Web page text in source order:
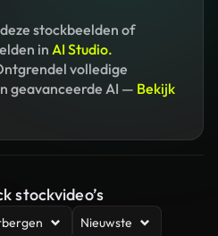
stockbeelden of
in AI Studio.
volledige
geavanceerde AI — Bekijk
stockvideo’s
Nieuwste